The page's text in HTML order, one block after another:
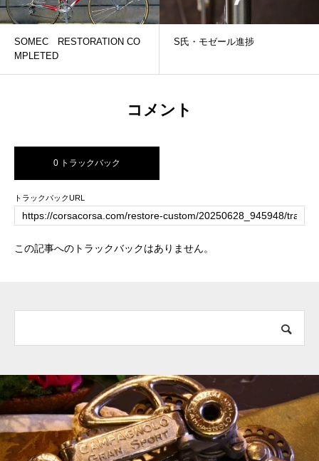
SOMEC RESTORATION CO
MPLETED
S氏・モゼール進捗
コメント
0 トラックバック
トラックバックURL
この記事へのトラックバックはありません。